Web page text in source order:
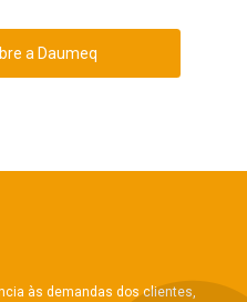
a Daumeq
às demandas dos clientes,